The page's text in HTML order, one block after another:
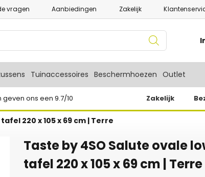
vragen Aanbiedingen Zakelijk
Tuinaccessoires Beschermhoezen Outlet
geven ons een 9.7/10 Zakelijk
220 x 105 x 69 cm | Terre
Taste by 4SO Salute ovale
tafel 220 x 105 x 69 cm | Terre